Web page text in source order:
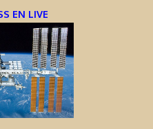
EN LIVE